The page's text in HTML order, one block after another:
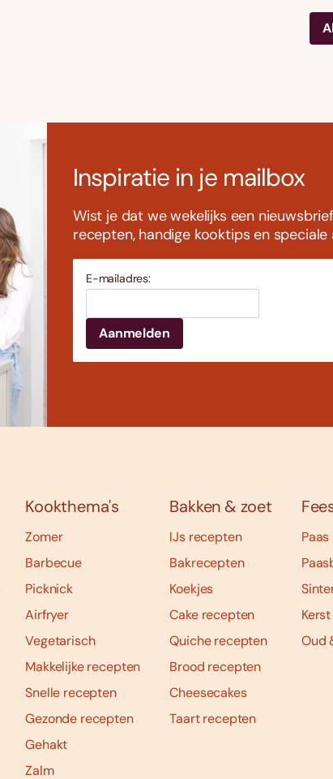
Inspiratie in je mailbox
Wist je dat we wekelijks een
recepten, handige kooktips en speciale
E-mailadres:
Kookthema's
Zomer
Barbecue
Picknick
Airfryer
Vegetarisch
Makkelijke recepten
Snelle recepten
Gezonde recepten
Gehakt
Zalm
Bakken & zoet
IJs recepten
Bakrecepten
Koekjes
Cake recepten
Quiche recepten
Brood recepten
Cheesecakes
Taart recepten
Kerst
Oud